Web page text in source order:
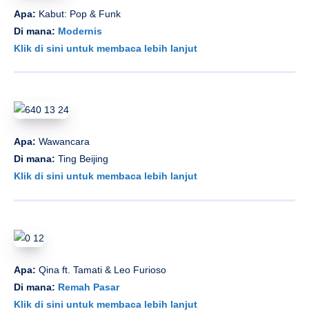
Apa: Kabut: Pop & Funk
Di mana: Modernis
Klik di sini untuk membaca lebih lanjut
Apa: Wawancara
Di mana: Ting Beijing
Klik di sini untuk membaca lebih lanjut
Apa: Qina ft. Tamati & Leo Furioso
Di mana: Remah Pasar
Klik di sini untuk membaca lebih lanjut